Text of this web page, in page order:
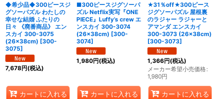
◆希少品◆300ピースジ
グソーパズル わたしの
幸せな結婚 ふたりの
日々 《廃番商品》 エン
スカイ 300-3075
(26×38cm) [300-
3075]
7,678円(税込)
カートに入れる
■300ピースジグソーパ
ズル Netflix実写『ONE
PIECE』Luffy’s crew エ
ンスカイ 300-3074
(26×38cm) [300-
3074]
1,980円(税込)
カートに入れる
★31％off★300ピース
ジグソーパズル 屋根裏
のラジャー ラジャーと
アマンダ エンスカイ
300-3073 (26×38cm)
[300-3073]
1,366円(税込)
メーカー希望小売価格:
1,980円
カートに入れる